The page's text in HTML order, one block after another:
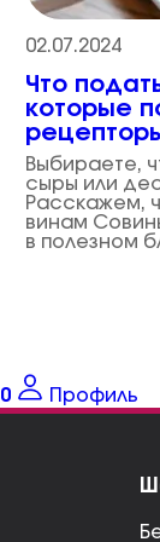
02.07.2024
Что
которые
Выбираете,
сыры или
Расскажем,
винам
в полезном
0 Профиль